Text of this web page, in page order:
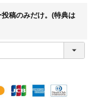
稿のみだけ。(特典は